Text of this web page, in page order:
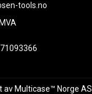
tools.no
av Multicase™ Norge AS